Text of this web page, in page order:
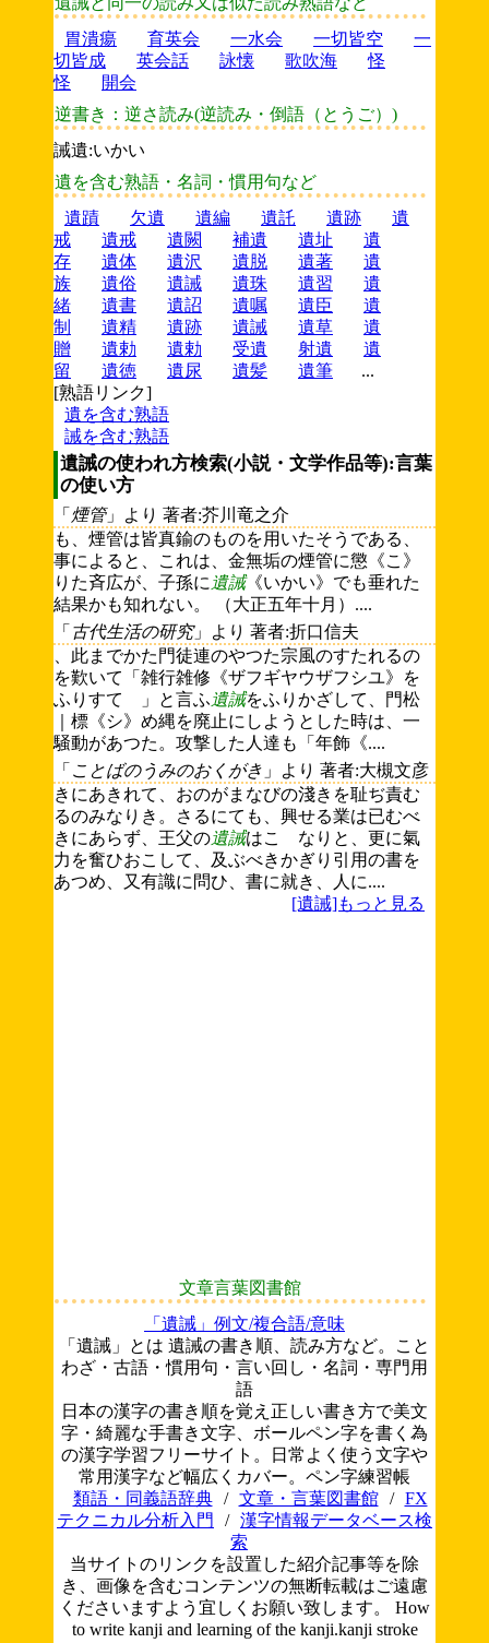
胃潰瘍
育英会 一水会 一切皆空
一
切皆成
英会話 詠懐 歌吹海
怪
怪
開会
逆書き：逆さ読み(逆読み・倒語（とうご）)
誡遺:いかい
遺を含む熟語・名詞・慣用句など
遺蹟
欠遺 遺編 遺託 遺跡
遺
戒
遺戒 遺闕 補遺 遺址
遺
存
遺体 遺沢 遺脱 遺著
遺
族
遺俗 遺誡 遺珠 遺習
遺
緒
遺書 遺詔 遺嘱 遺臣
遺
制
遺精 遺跡 遺誡 遺草
遺
贈
遺勅 遺勅 受遺 射遺
遺
留
遺徳 遺尿 遺髪 遺筆
...
[熟語リンク]
遺を含む熟語
誡を含む熟語
遺誡の使われ方検索(小説・文学作品等):言葉
の使い方
「 煙管」より 著者:芥川竜之介
も、煙管は皆真鍮のものを用いたそうである、
事によると、これは、金無垢の煙管に懲《こ》
りた斉広が、子孫に 遺誡《いかい》でも垂れた
結果かも知れない。 （大正五年十月）....
「 古代生活の研究」より 著者:折口信夫
、此までかた門徒連のやつた宗風のすたれるの
を歎いて「雑行雑修《ザフギヤウザフシユ》を
ふりすてゝ」と言ふ遺誡をふりかざして、門松
｜標《シ》め縄を廃止にしようとした時は、一
騒動があつた。攻撃した人達も「年飾《....
「 ことばのうみのおくがき 」より 著者:大槻文彦
きにあきれて、おのがまなびの淺きを耻ぢ責む
るのみなりき。さるにても、興せる業は已むべ
きにあらず、王父の遺誡はこゝなりと、更に氣
力を奮ひおこして、及ぶべきかぎり引用の書を
あつめ、又有識に問ひ、書に就き、人に....
[遺誡]もっと見る
文章言葉図書館
「遺誡」例文/複合語/意味
「遺誡」とは 遺誡の書き順、読み方など。こと
わざ・古語・慣用句・言い回し・名詞・専門用
語
日本の漢字の書き順を覚え正しい書き方で美文
字・綺麗な手書き文字、ボールペン字を書く為
の漢字学習フリーサイト。日常よく使う文字や
常用漢字など幅広くカバー。ペン字練習帳
類語・同義語辞典
/ 文章・言葉図書館 /
FX
テクニカル分析入門
/ 漢字情報データベース検
索
当サイトのリンクを設置した紹介記事等を除
き、画像を含むコンテンツの無断転載はご遠慮
くださいますよう宜しくお願い致します。 How
to write kanji and learning of the kanji.kanji stroke